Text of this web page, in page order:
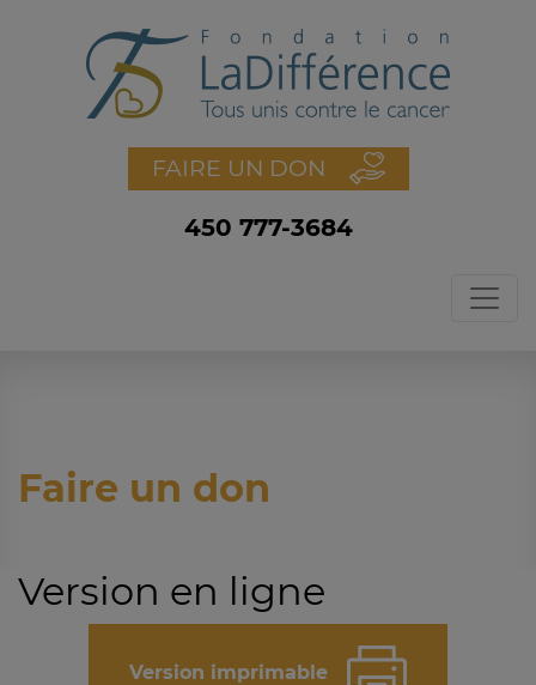
FAIRE UN DON
450 777-3684
Faire un don
Version en ligne
Version imprimable